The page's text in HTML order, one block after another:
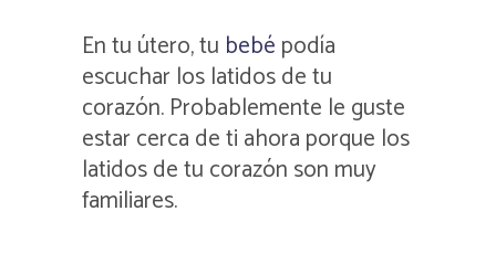
En tu útero, tu bebé podía
escuchar los latidos de tu
corazón. Probablemente le guste
estar cerca de ti ahora porque los
latidos de tu corazón son muy
familiares.